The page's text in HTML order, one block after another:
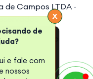
de Campos LTDA-
Portal do Aluno
a sua
sobre na
você
X
de
e fale com
nossos